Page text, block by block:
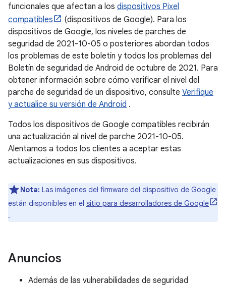
funcionales que afectan a los dispositivos Pixel
compatibles
(dispositivos de Google). Para los
dispositivos de Google, los niveles de parches de
seguridad de 2021-10-05 o posteriores abordan todos
los problemas de este boletín y todos los problemas del
Boletín de seguridad de Android de octubre de 2021. Para
obtener información sobre cómo verificar el nivel del
parche de seguridad de un dispositivo, consulte Verifique
y actualice su versión de Android .
Todos los dispositivos de Google compatibles recibirán
una actualización al nivel de parche 2021-10-05.
Alentamos a todos los clientes a aceptar estas
actualizaciones en sus dispositivos.
Nota: Las imágenes del firmware del dispositivo de Google
están disponibles en el sitio para desarrolladores de Google
.
Anuncios
Además de las vulnerabilidades de seguridad